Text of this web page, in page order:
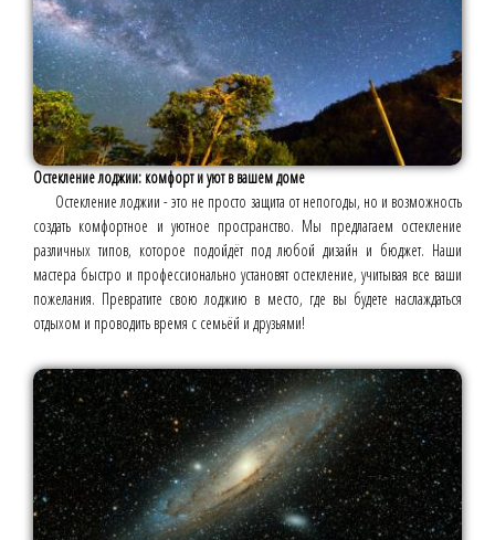
Остекление лоджии: комфорт и уют в вашем доме
Остекление лоджии - это не просто защита от непогоды, но и возможность
создать комфортное и уютное пространство. Мы предлагаем остекление
различных типов, которое подойдёт под любой дизайн и бюджет. Наши
мастера быстро и профессионально установят остекление, учитывая все ваши
пожелания. Превратите свою лоджию в место, где вы будете наслаждаться
отдыхом и проводить время с семьёй и друзьями!